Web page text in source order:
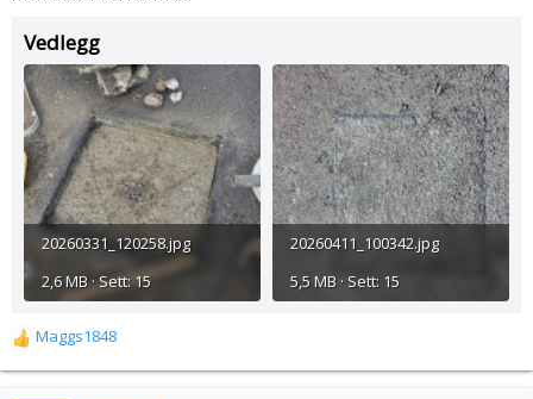
Vedlegg
20260331_120258.jpg
2,6 MB · Sett: 15
20260411_100342.jpg
5,5 MB · Sett: 15
R
e
Maggs1848